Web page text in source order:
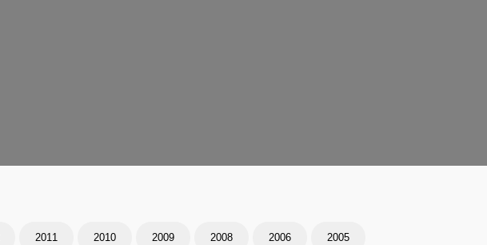
2011 2010 2009 2008 2006 2005